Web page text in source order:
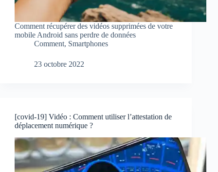
Comment récupérer des vidéos supprimées de votre
mobile Android sans perdre de données
Comment, Smartphones
23 octobre 2022
[covid-19] Vidéo : Comment utiliser l’attestation de
déplacement numérique ?